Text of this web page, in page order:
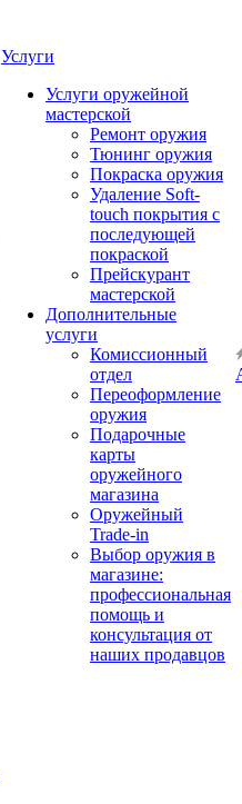
Услуги
Услуги оружейной
мастерской
Ремонт оружия
Тюнинг оружия
Покраска оружия
Удаление Soft-
touch покрытия с
последующей
покраской
Прейскурант
мастерской
Дополнительные
услуги
Комиссионный
отдел
Переоформление
оружия
Подарочные
карты
оружейного
магазина
Оружейный
Trade-in
Выбор оружия в
магазине:
профессиональная
помощь и
консультация от
наших продавцов